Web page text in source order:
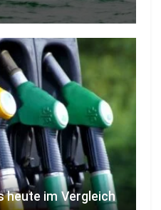
heute im Vergleich